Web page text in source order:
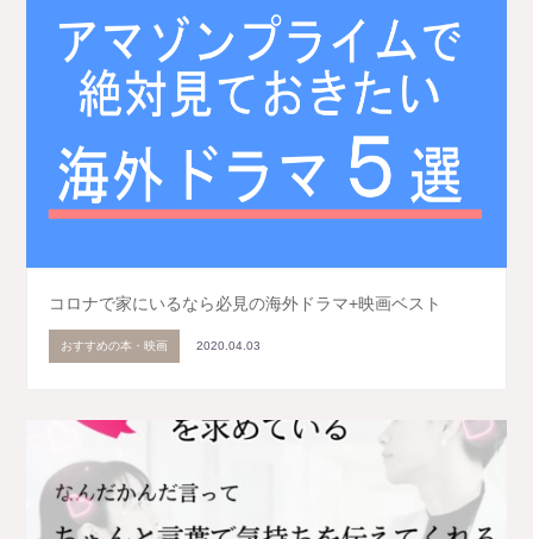
コロナで家にいるなら必見の海外ドラマ+映画ベスト
おすすめの本・映画 2020.04.03